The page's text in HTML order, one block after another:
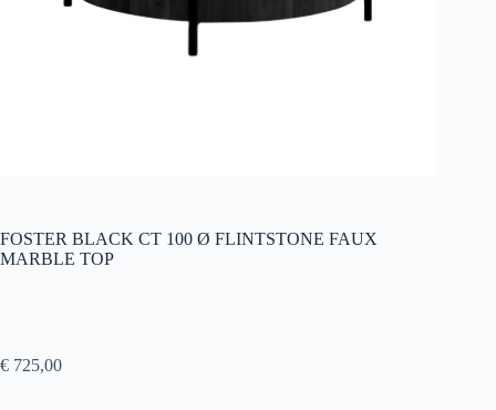
FOSTER BLACK CT 100 Ø FLINTSTONE FAUX
MARBLE TOP
€ 725,00